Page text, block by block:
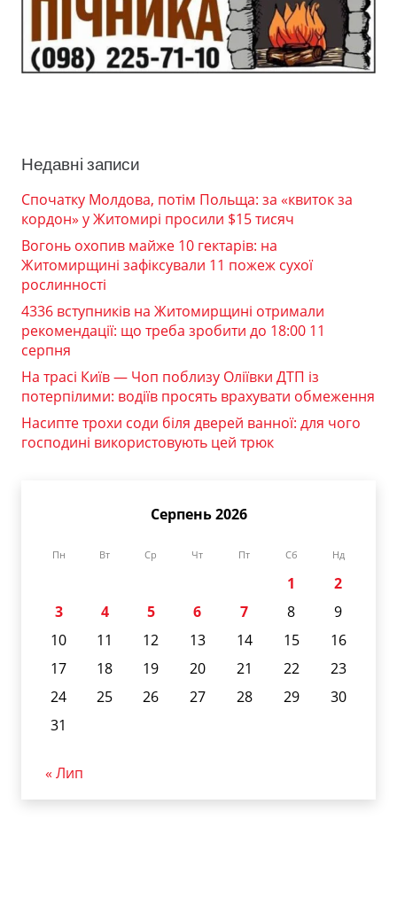
Недавні записи
Спочатку Молдова, потім Польща: за «квиток за
кордон» у Житомирі просили $15 тисяч
Вогонь охопив майже 10 гектарів: на
Житомирщині зафіксували 11 пожеж сухої
рослинності
4336 вступників на Житомирщині отримали
рекомендації: що треба зробити до 18:00 11
серпня
На трасі Київ — Чоп поблизу Оліївки ДТП із
потерпілими: водіїв просять врахувати обмеження
Насипте трохи соди біля дверей ванної: для чого
господині використовують цей трюк
Серпень 2026
Пн Вт Ср Чт Пт Сб Нд
1
2
3
4 5 6 7 8
9
10
11 12 13 14 15
16
17
18 19 20 21 22
23
24
25 26 27 28 29
30
31
« Лип